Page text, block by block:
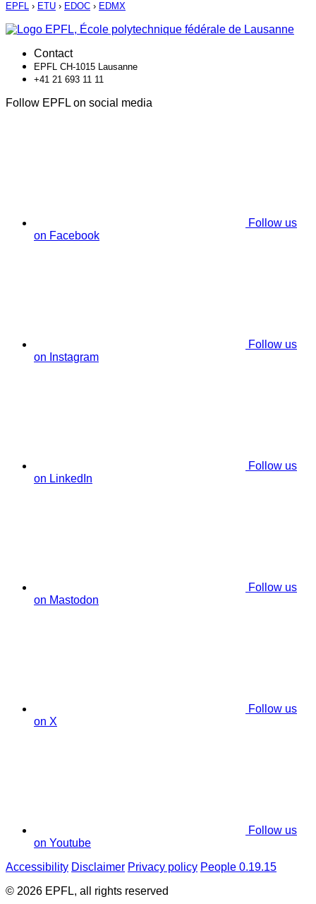
EPFL › ETU › EDOC › EDMX
Contact
EPFL CH-1015 Lausanne
+41 21 693 11 11
Follow EPFL on social media
Follow us
on Facebook
Follow us
on Instagram
Follow us
on LinkedIn
Follow us
on Mastodon
Follow us
on X
Follow us
on Youtube
Accessibility Disclaimer Privacy policy People 0.19.15
© 2026 EPFL, all rights reserved